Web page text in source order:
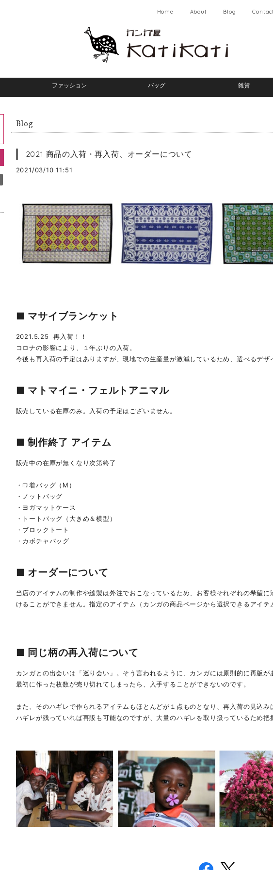
Home About Blog
ファッション バッグ 雑貨
Blog
2021 商品の入荷・再入荷、オーダーについて
2021/03/10 11:51
■ マサイブランケット
2021.5.25 再入荷！！
コロナの影響により、１年ぶりの入荷。
今後も再入荷の予定はありますが、現地での生産量が激減しているため、選べるデザ
■ マトマイニ・フェルトアニマル
販売している在庫のみ。入荷の予定はございません。
■ 制作終了 アイテム
販売中の在庫が無くなり次第終了
・巾着バッグ（M）
・ノットバッグ
・ヨガマットケース
・トートバッグ（大きめ＆横型）
・ブロックトート
・カボチャバッグ
■ オーダーについて
当店のアイテムの制作や縫製は外注でおこなっているため、お客様それぞれの希望
けることができません。指定のアイテム（カンガの商品ページから選択できるアイテ
■ 同じ柄の再入荷について
カンガとの出会いは「巡り会い」。そう言われるように、カンガには原則的に再版が
最初に作った枚数が売り切れてしまったら、入手することができないのです。
また、そのハギレで作られるアイテムもほとんどが１点ものとなり、再入荷の見込み
ハギレが残っていれば再販も可能なのですが、大量のハギレを取り扱っているため把